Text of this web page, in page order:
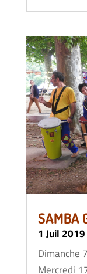
SAMBA
1 Juil 2019
Dimanche
Mercredi